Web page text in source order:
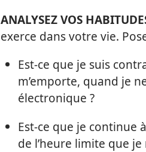
ANALYSEZ VOS
exerce dans votre vie.
Est-​ce que je suis
m’emporte, quand je
électronique ?
Est-​ce que je continue
de l’heure limite que je